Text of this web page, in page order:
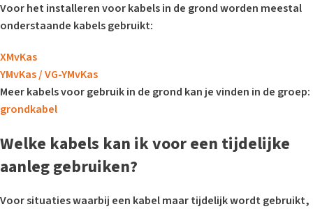
Voor het installeren voor kabels in de grond worden meestal
onderstaande kabels gebruikt:
XMvKas
YMvKas / VG-YMvKas
Meer kabels voor gebruik in de grond kan je vinden in de groep:
grondkabel
Welke kabels kan ik voor een tijdelijke
aanleg gebruiken?
Voor situaties waarbij een kabel maar tijdelijk wordt gebruikt,